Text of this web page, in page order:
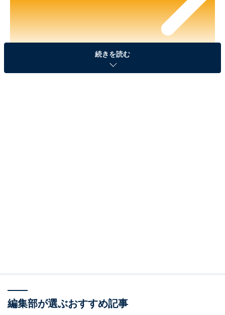
※本記事で紹介している商品の購入やサービスの利用により、売上の一部が
SPRiNG 2026年7月号（画像出典：Amazon）
続きを読む
編集部が選ぶおすすめ記事